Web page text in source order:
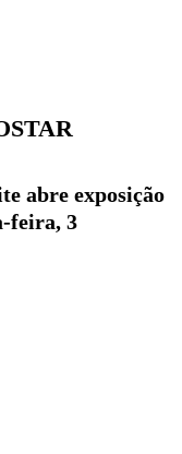
abre exposição
feira, 3